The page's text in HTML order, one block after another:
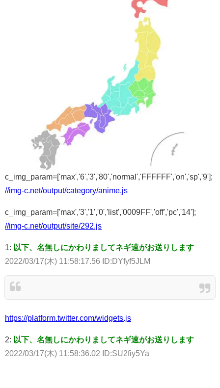
c_img_param=['max','6','3','80','normal','FFFFFF','on','sp','9'];
//img-c.net/output/category/anime.js
c_img_param=['max','3','1','0','list','0009FF','off','pc','14'];
//img-c.net/output/site/292.js
1: 以下、名無しにかわりましてネギ速がお送りします
2022/03/17(木) 11:58:17.56 ID:DYfyf5JLM
https://platform.twitter.com/widgets.js
2: 以下、名無しにかわりましてネギ速がお送りします
2022/03/17(木) 11:58:36.02 ID:SU2fiy5Ya